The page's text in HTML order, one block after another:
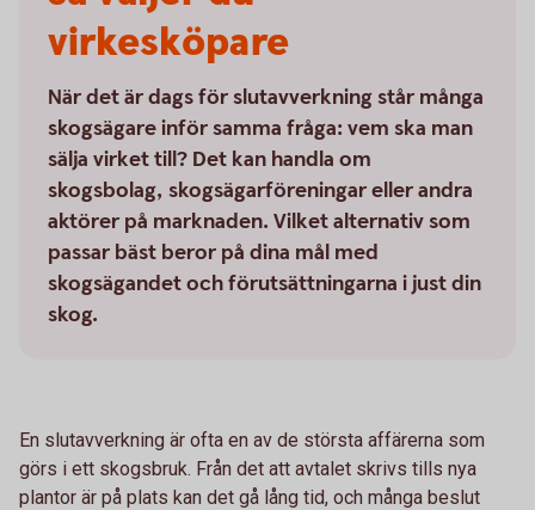
virkesköpare
När det är dags för slutavverkning står många
skogsägare inför samma fråga: vem ska man
sälja virket till? Det kan handla om
skogsbolag, skogsägarföreningar eller andra
aktörer på marknaden. Vilket alternativ som
passar bäst beror på dina mål med
skogsägandet och förutsättningarna i just din
skog.
En slutavverkning är ofta en av de största affärerna som
görs i ett skogsbruk. Från det att avtalet skrivs tills nya
plantor är på plats kan det gå lång tid, och många beslut